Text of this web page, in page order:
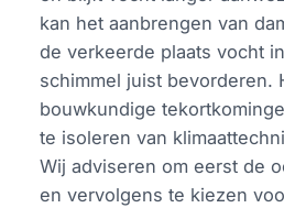
kan het aanbrengen van
de verkeerde plaats vocht
schimmel juist bevorderen.
bouwkundige
te isoleren van
Wij adviseren om eerst de
en vervolgens te kiezen